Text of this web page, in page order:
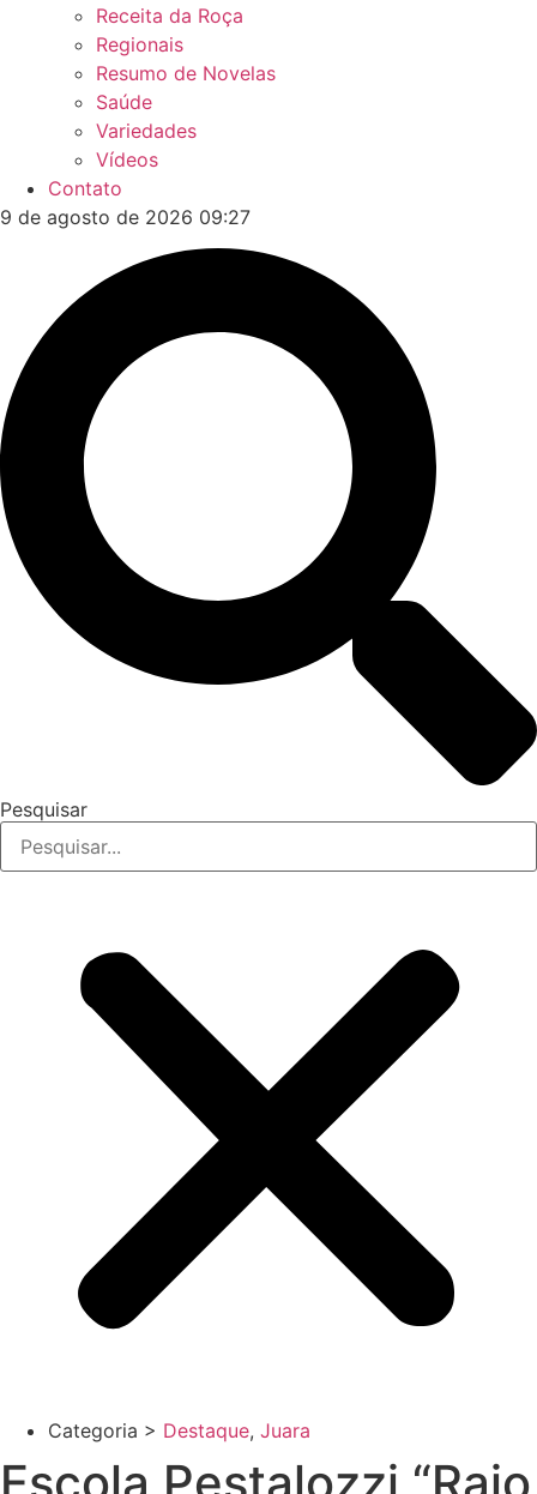
Receita da Roça
Regionais
Resumo de Novelas
Saúde
Variedades
Vídeos
Contato
9 de agosto de 2026 09:27
Pesquisar
Categoria > Destaque, Juara